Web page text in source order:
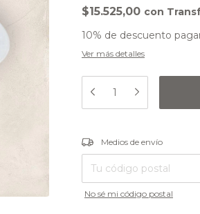
$15.525,00 con
10% de descuento
Ver más detalles
Entregas para el CP:
Medios de envío
No sé mi código postal